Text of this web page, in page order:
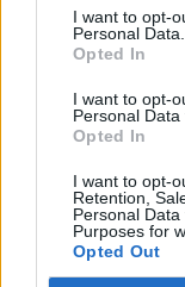
I want to opt-
Personal Data.
Opted In
I want to opt-
Personal Data
Opted In
I want to opt-
Retention,
Personal
Purposes for
Opted Out
kötéslistái
MÁR